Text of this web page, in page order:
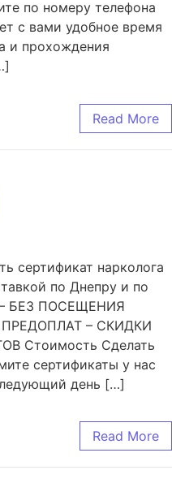
по номеру телефона
с вами удобное время
и прохождения
Read More
сертификат нарколога
по Днепру и по
БЕЗ ПОСЕЩЕНИЯ
– СКИДКИ
Стоимость Сделать
сертификаты у нас
день […]
Read More